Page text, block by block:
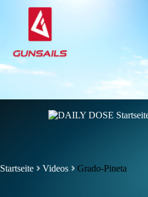
Startseite Videos Grado-Pineta